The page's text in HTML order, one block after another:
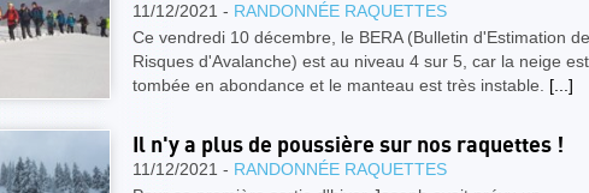
11/12/2021 - RANDONNÉE RAQUETTES
Ce vendredi 10 décembre, le BERA (Bulletin d'Estimation
Risques d'Avalanche) est au niveau 4 sur 5, car la neige est
tombée en abondance et le manteau est très instable. [...]
Il n'y a plus de poussière sur nos raquettes !
11/12/2021 - RANDONNÉE RAQUETTES